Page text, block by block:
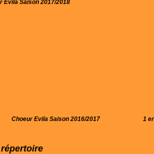
Evila Saison 2017/2018
Choeur Evila Saison 2016/2017 1